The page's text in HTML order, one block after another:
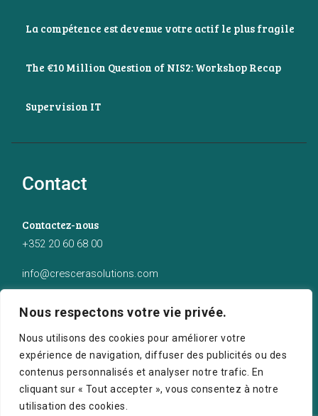
Nous respectons votre vie privée.
Nous utilisons des cookies pour améliorer votre
expérience de navigation, diffuser des publicités ou des
contenus personnalisés et analyser notre trafic. En
cliquant sur « Tout accepter », vous consentez à notre
utilisation des cookies.
La compétence est devenue votre actif le plus fragile
The €10 Million Question of NIS2: Workshop Recap
Supervision IT
Contact
Contactez-nous
+352 20 60 68 00
info@crescerasolutions.com
50 route d’Esch (2ème étage), Luxembourg